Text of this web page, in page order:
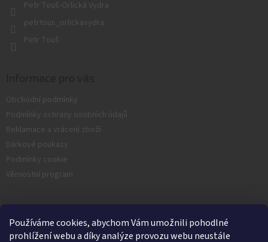
Používáme cookies, abychom Vám umožnili pohodlné
prohlížení webu a díky analýze provozu webu neustále
Petr Touš-Orlická Vydra
petrtous_orlickavydra
Petr Touš
Obchodní podmínky
Podmínky ochrany osobních údajů
Reklamace a vrácení zboží
Dárkové poukazy
Podmínky cookie
Věrnostní program
Facebook